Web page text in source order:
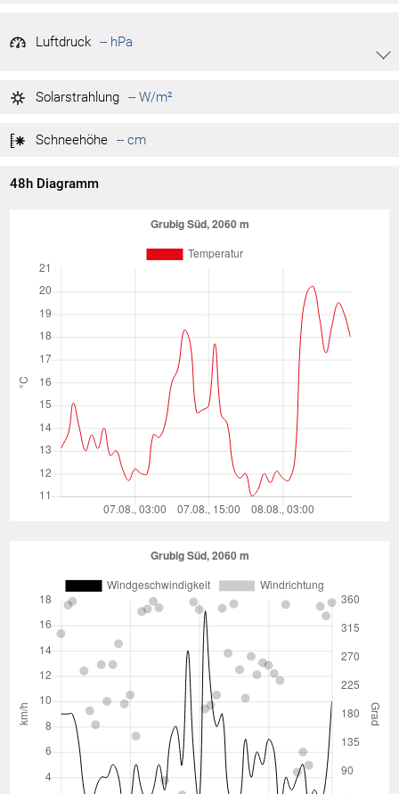
Luftdruck -- hPa Akkordeon auf-/zuklappen
-- hPa
Tag max.
Solarstrahlung -- W/m²
Schneehöhe -- cm
48h Diagramm